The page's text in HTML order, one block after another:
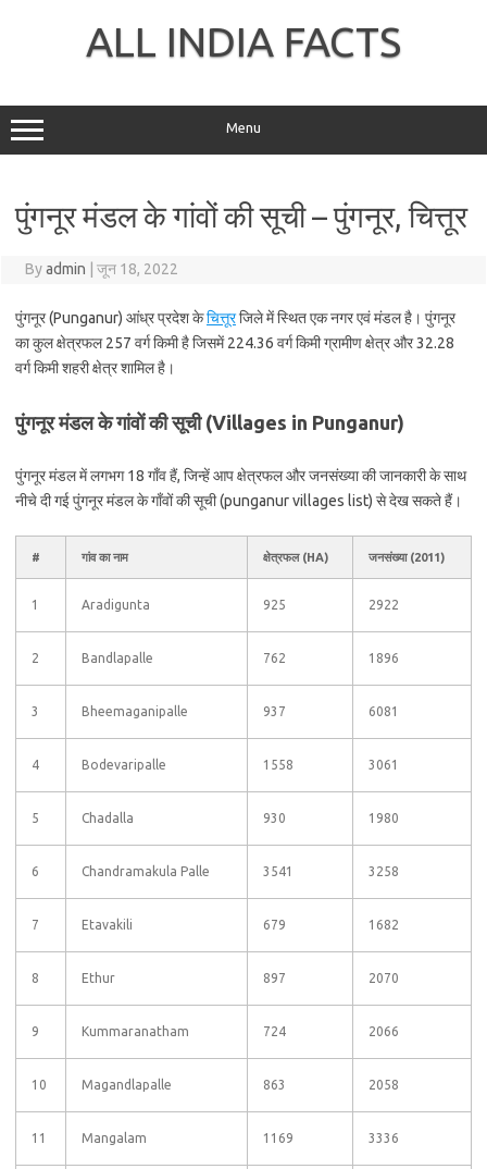
ALL INDIA FACTS
Menu
पुंगनूर मंडल के गांवों की सूची – पुंगनूर, चित्तूर
Byadmin जून 18, 2022
पुंगनूर (Punganur) आंध्र प्रदेश केचित्तूरजिले में स्थित एक नगर एवं मंडल है। पुंगनूर
का कुल क्षेत्रफल 257 वर्ग किमी है जिसमें 224.36 वर्ग किमी ग्रामीण क्षेत्र और 32.28
वर्ग किमी शहरी क्षेत्र शामिल है।
पुंगनूर मंडल के गांवों की सूची (Villages in Punganur)
पुंगनूर मंडल में लगभग 18 गाँव हैं, जिन्हें आप क्षेत्रफल और जनसंख्या की जानकारी के साथ
नीचे दी गई पुंगनूर मंडल के गाँवों की सूची (punganur villages list) से देख सकते हैं।
# गांव का नाम क्षेत्रफल (HA) जनसंख्या (2011)
1 Aradigunta 925 2922
2 Bandlapalle 762 1896
3 Bheemaganipalle 937 6081
4 Bodevaripalle 1558 3061
5 Chadalla 930 1980
6 Chandramakula Palle 3541 3258
7 Etavakili 679 1682
8 Ethur 897 2070
9 Kummaranatham 724 2066
10 Magandlapalle 863 2058
11 Mangalam 1169 3336